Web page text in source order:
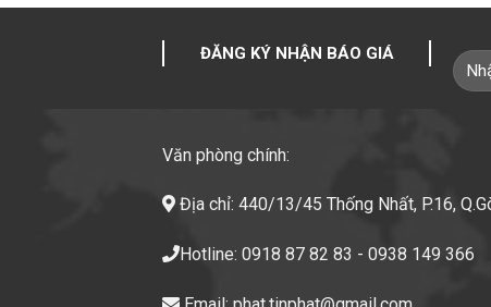
ĐĂNG KÝ NHẬN BÁO GIÁ
Văn phòng chính:
Địa chỉ: 440/13/45 Thống Nhất, P.16,
Hotline: 0918 87 82 83 - 0938 149 366